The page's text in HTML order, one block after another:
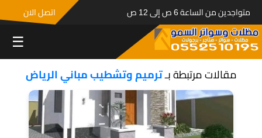
متواجدين من الساعة 6 ص إلى 12 ص اتصل الان
☰
مقالات مرتبطة بـترميم وتشطيب مباني الرياض